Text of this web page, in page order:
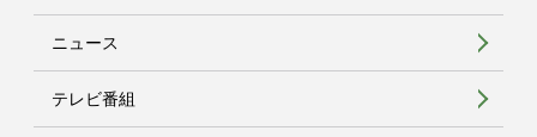
ニュース
テレビ番組